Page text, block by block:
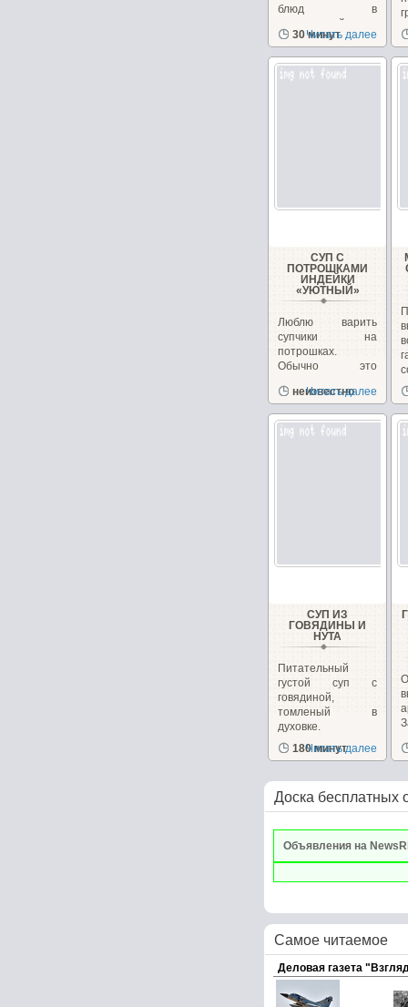
блюд в
закавказской
кухне, в Армении...
30 минут
Читать далее
СУП С
ПОТРОШКАМИ
ИНДЕЙКИ
«УЮТНЫЙ»
Люблю варить
супчики на
потрошках.
Обычно это
сегодня у меня
неизвестно
Читать далее
СУП ИЗ
ГОВЯДИНЫ И
НУТА
Питательный
густой суп с
говядиной,
томленый в
духовке.
180 минут
Читать далее
Доска бесплатных
Объявления на
Самое читаемое